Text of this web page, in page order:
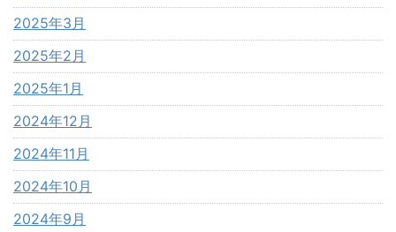
2025年3月
2025年2月
2025年1月
2024年12月
2024年11月
2024年10月
2024年9月